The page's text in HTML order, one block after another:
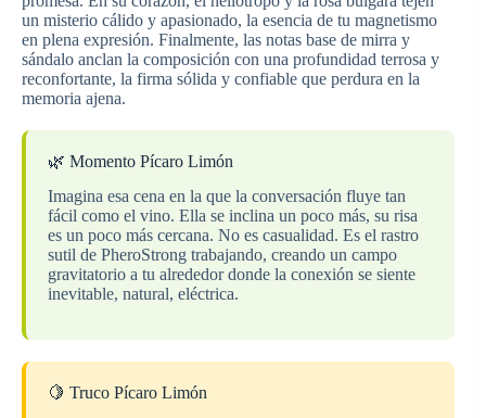
un misterio cálido y apasionado, la esencia de tu magnetismo
en plena expresión. Finalmente, las notas base de mirra y
sándalo anclan la composición con una profundidad terrosa y
reconfortante, la firma sólida y confiable que perdura en la
memoria ajena.
🌿 Momento Pícaro Limón
Imagina esa cena en la que la conversación fluye tan
fácil como el vino. Ella se inclina un poco más, su risa
es un poco más cercana. No es casualidad. Es el rastro
sutil de PheroStrong trabajando, creando un campo
gravitatorio a tu alrededor donde la conexión se siente
inevitable, natural, eléctrica.
🍋 Truco Pícaro Limón